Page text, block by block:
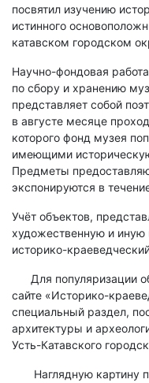
посвятил изучению
истинного
катавском городском
Научно-фондовая
по сбору и хранению
представляет собой
в августе месяце
которого фонд музея
имеющими
Предметы
экспонируются в
Учёт объектов,
художественную и иную
историко-
Для популяризации
сайте «Историко-
специальный раздел,
архитектуры и
Усть-Катавского
Наглядную картину